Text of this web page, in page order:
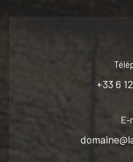
+33 6
E-